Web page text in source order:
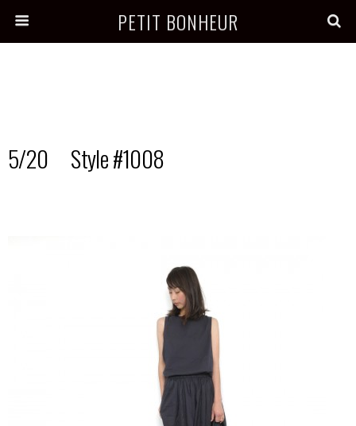
PETIT BONHEUR
5/20 Style #1008